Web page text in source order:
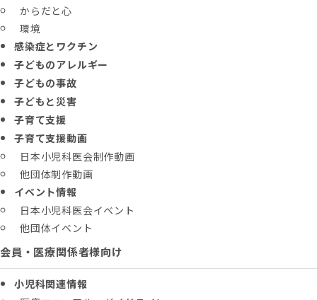
からだと心
環境
感染症とワクチン
子どものアレルギー
子どもの事故
子どもと災害
子育て支援
子育て支援動画
日本小児科医会制作動画
他団体制作動画
イベント情報
日本小児科医会イベント
他団体イベント
会員・医療関係者様向け
小児科関連情報